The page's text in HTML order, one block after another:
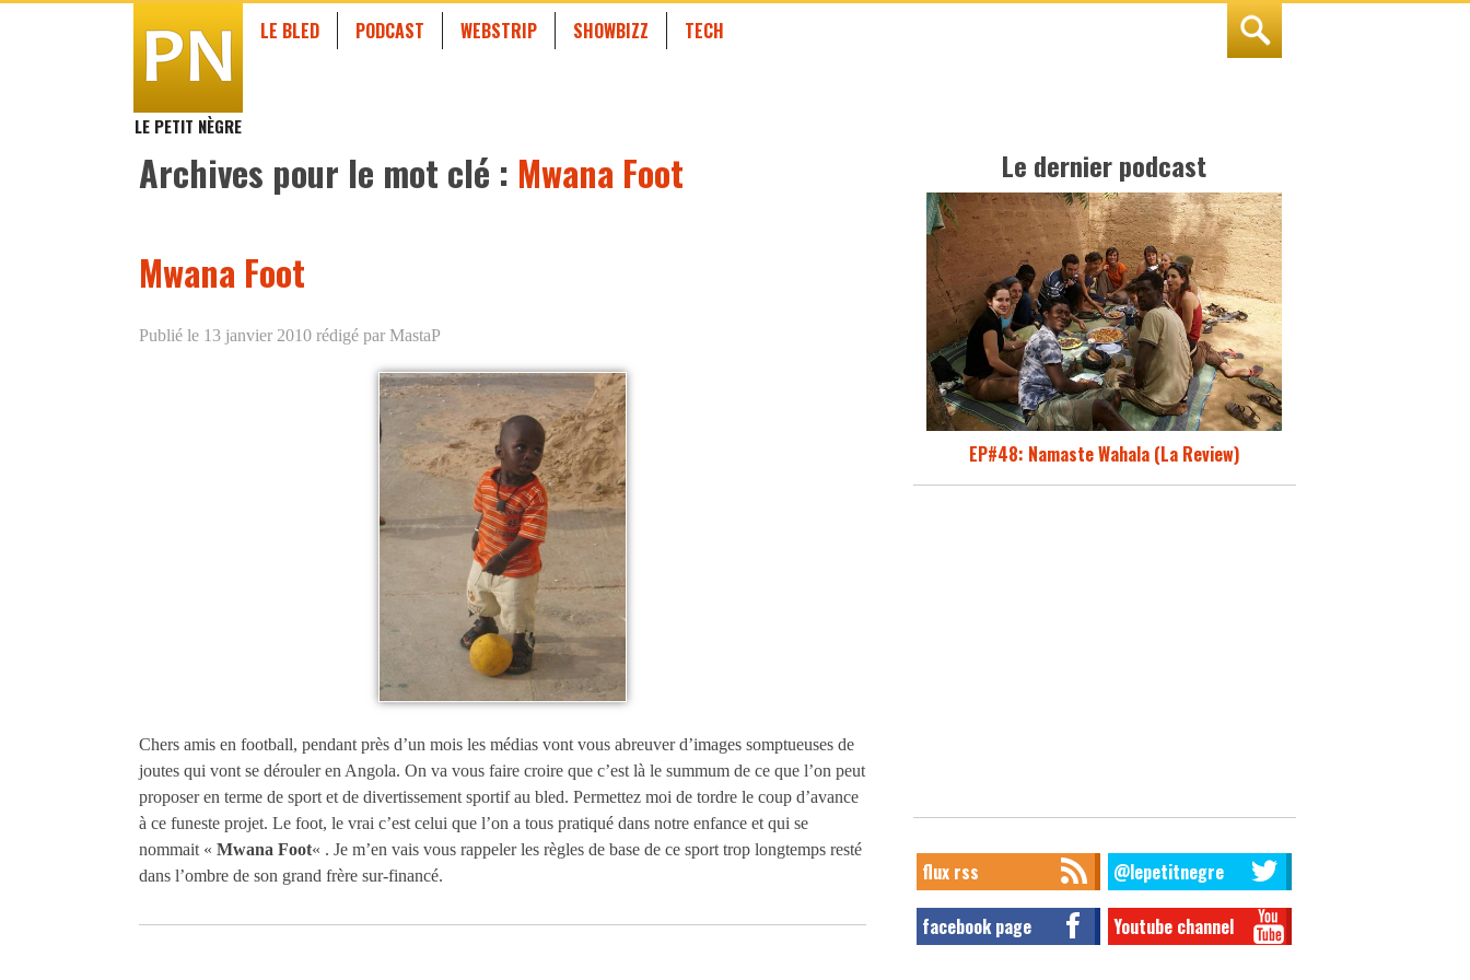
LE PETIT NÈGRE
LE BLED PODCAST WEBSTRIP SHOWBIZZ TECH
Archives pour le mot clé : Mwana Foot
Mwana Foot
Publié le 13 janvier 2010 rédigé par MastaP
Chers amis en football, pendant près d’un mois les médias vont vous abreuver d’images somptueuses de
joutes qui vont se dérouler en Angola. On va vous faire croire que c’est là le summum de ce que l’on peut
proposer en terme de sport et de divertissement sportif au bled. Permettez moi de tordre le coup d’avance
à ce funeste projet. Le foot, le vrai c’est celui que l’on a tous pratiqué dans notre enfance et qui se
nommait « Mwana Foot« . Je m’en vais vous rappeler les règles de base de ce sport trop longtemps resté
dans l’ombre de son grand frère sur-financé.
Le dernier podcast
EP#48: Namaste Wahala (La Review)
flux rss @lepetitnegre
facebook page Youtube channel